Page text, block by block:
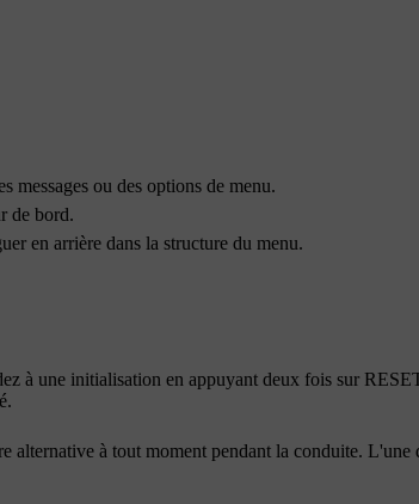
ou des options de menu.
de bord.
en arrière dans la structure du menu.
à une initialisation en appuyant deux fois sur
alternative à tout moment pendant la conduite. L'une